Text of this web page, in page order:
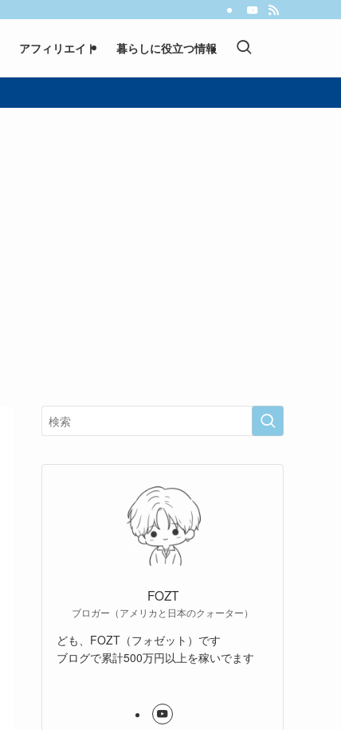
アフィリエイト 暮らしに役立つ情報
FOZT
ブロガー（アメリカと日本のクォーター）
ども、FOZT（フォゼット）です
ブログで累計500万円以上を稼いでます